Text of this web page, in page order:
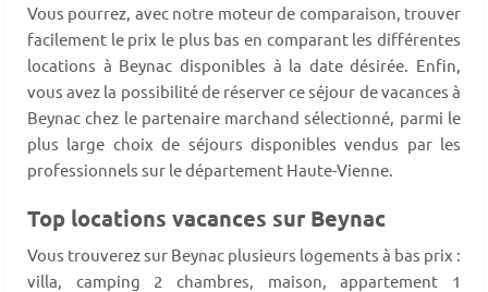
Vous pourrez, avec notre moteur de comparaison, trouver
facilement le prix le plus bas en comparant les différentes
locations à Beynac disponibles à la date désirée. Enfin,
vous avez la possibilité de réserver ce séjour de vacances à
Beynac chez le partenaire marchand sélectionné, parmi le
plus large choix de séjours disponibles vendus par les
professionnels sur le département Haute-Vienne.
Top locations vacances sur Beynac
Vous trouverez sur Beynac plusieurs logements à bas prix :
villa, camping 2 chambres, maison, appartement 1